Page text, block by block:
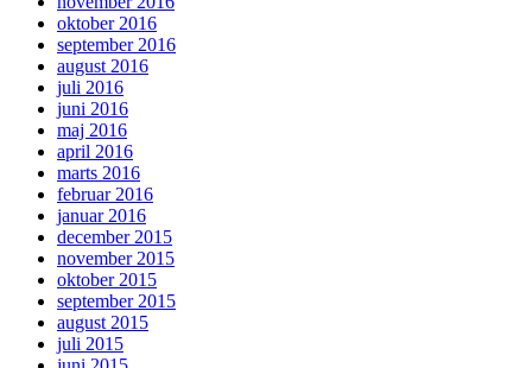
oktober 2016
september 2016
august 2016
juli 2016
juni 2016
maj 2016
april 2016
marts 2016
februar 2016
januar 2016
december 2015
november 2015
oktober 2015
september 2015
august 2015
juli 2015